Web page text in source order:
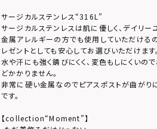
サージカルステンレス“316L”
サージカルステンレスは肌に優しく、デイリー
金属アレルギーの方でも使用していただける
レゼントとしても安心してお選びいただけます。
水や汗にも強く錆びにくく、変色もしにくいの
どかかりません。
非常に硬い金属なのでピアスポストが曲がり
です。
【collection“Moment”】